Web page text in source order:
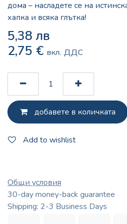
дома – насладете се на
хапка и всяка глътка!
5,38 лв
2,75 € вкл. ДДС
добавете в количката
Add to wishlist
Общи условия
30-day money-back guarantee
Shipping: 2-3 Business Days